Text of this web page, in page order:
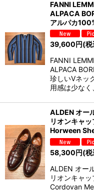
FANNI
ALPACA
アルパカ
39,600円(税
FANNI
ALPACA
珍しいVネッ
用感は少な
ALDEN オー
リオンキャ
Horween
58,300円(税
ALDEN オー
リオンキャ
Cordovan